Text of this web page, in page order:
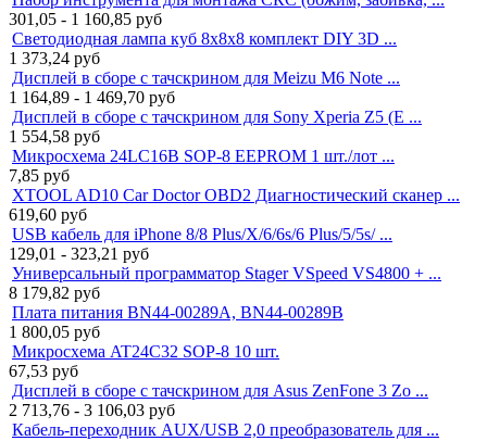
301,05 - 1 160,85 руб
Светодиодная лампа куб 8x8x8 комплект DIY 3D ...
1 373,24 руб
Дисплей в сборе с тачскрином для Meizu M6 Note ...
1 164,89 - 1 469,70 руб
Дисплей в сборе с тачскрином для Sony Xperia Z5 (E ...
1 554,58 руб
Микросхема 24LC16B SOP-8 EEPROM 1 шт./лот ...
7,85 руб
XTOOL AD10 Car Doctor OBD2 Диагностический сканер ...
619,60 руб
USB кабель для iPhone 8/8 Plus/X/6/6s/6 Plus/5/5s/ ...
129,01 - 323,21 руб
Универсальный программатор Stager VSpeed VS4800 + ...
8 179,82 руб
Плата питания BN44-00289A, BN44-00289B
1 800,05 руб
Микросхема AT24C32 SOP-8 10 шт.
67,53 руб
Дисплей в сборе с тачскрином для Asus ZenFone 3 Zo ...
2 713,76 - 3 106,03 руб
Кабель-переходник AUX/USB 2,0 преобразователь для ...